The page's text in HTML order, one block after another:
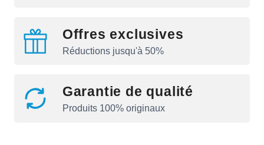
Offres exclusives
Réductions jusqu'à 50%
Garantie de qualité
Produits 100% originaux